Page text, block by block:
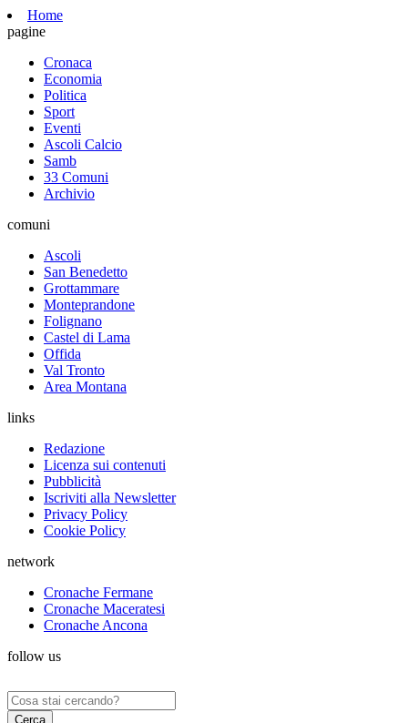
Home
pagine
Cronaca
Economia
Politica
Sport
Eventi
Ascoli Calcio
Samb
33 Comuni
Archivio
comuni
Ascoli
San Benedetto
Grottammare
Monteprandone
Folignano
Castel di Lama
Offida
Val Tronto
Area Montana
links
Redazione
Licenza sui contenuti
Pubblicità
Iscriviti alla Newsletter
Privacy Policy
Cookie Policy
network
Cronache Fermane
Cronache Maceratesi
Cronache Ancona
follow us
Ricerca
per: